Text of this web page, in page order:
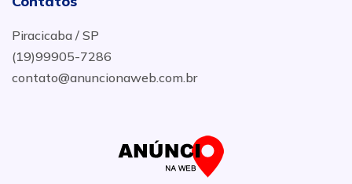
Piracicaba / SP
(19)99905-7286
contato@anuncionaweb.com.br